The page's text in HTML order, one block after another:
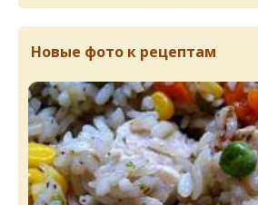
Новые фото к рецептам